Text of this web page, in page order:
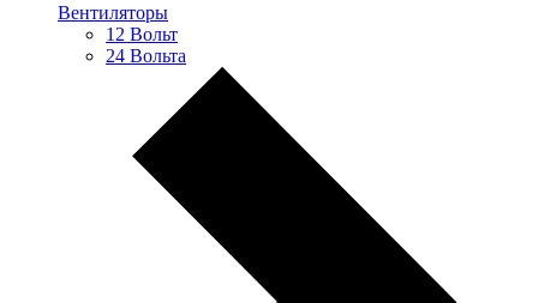
Вентиляторы
12 Вольт
24 Вольта